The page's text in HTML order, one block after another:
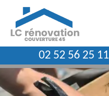
02 52 56 25 11